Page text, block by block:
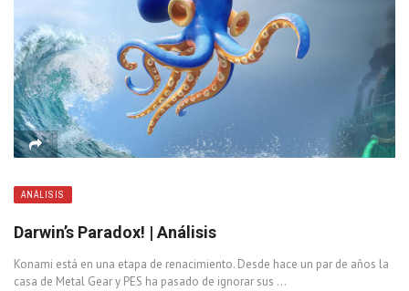
ANÁLISIS
Darwin’s Paradox! | Análisis
Konami está en una etapa de renacimiento. Desde hace un par de años la
casa de Metal Gear y PES ha pasado de ignorar sus ...